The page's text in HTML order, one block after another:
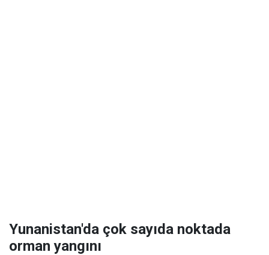
Yunanistan'da çok sayıda noktada
orman yangını